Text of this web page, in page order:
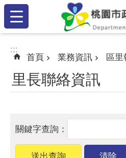
跳到主要內容區塊
:::
:::
:::
首頁 業務資訊 區里
里長聯絡資訊